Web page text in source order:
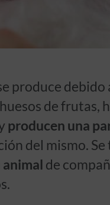
produce debido
de frutas,
producen una
del mismo. Se
animal de